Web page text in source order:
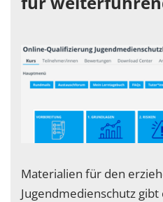
Materialien für den
Jugendmedienschutz